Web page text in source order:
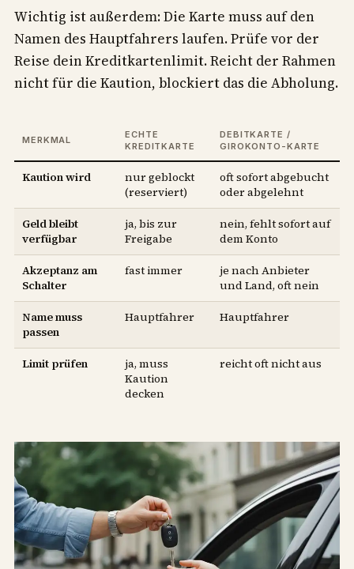
Wichtig ist außerdem: Die Karte muss auf den
Namen des Hauptfahrers laufen. Prüfe vor der
Reise dein Kreditkartenlimit. Reicht der Rahmen
nicht für die Kaution, blockiert das die Abholung.
MERKMAL
ECHTE
KREDITKARTE
DEBITKARTE /
GIROKONTO-KARTE
Kaution wird
nur geblockt
(reserviert)
oft sofort abgebucht
oder abgelehnt
Geld bleibt
verfügbar
ja, bis zur
Freigabe
nein, fehlt sofort auf
dem Konto
Akzeptanz am
Schalter
fast immer
je nach Anbieter
und Land, oft nein
Name muss
passen
Hauptfahrer Hauptfahrer
Limit prüfen
ja, muss
Kaution
decken
reicht oft nicht aus